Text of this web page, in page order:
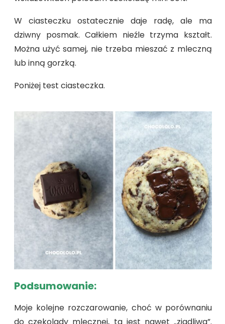
W ciasteczku ostatecznie daje radę, ale ma
dziwny posmak. Całkiem nieźle trzyma kształt.
Można użyć samej, nie trzeba mieszać z mleczną
lub inną gorzką.
Poniżej test ciasteczka.
Podsumowanie:
Moje kolejne rozczarowanie, choć w porównaniu